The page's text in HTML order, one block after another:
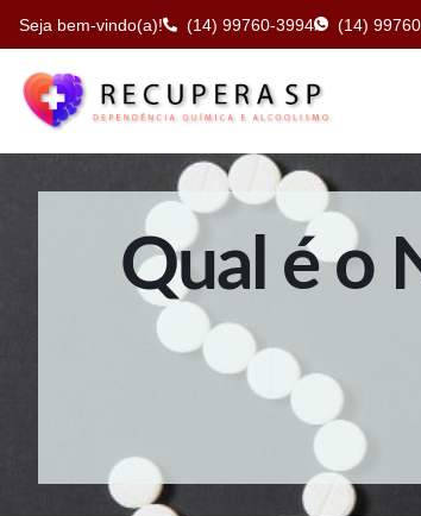
Seja bem-vindo(a)! (14) 99760-3994 (14)
Qual é o